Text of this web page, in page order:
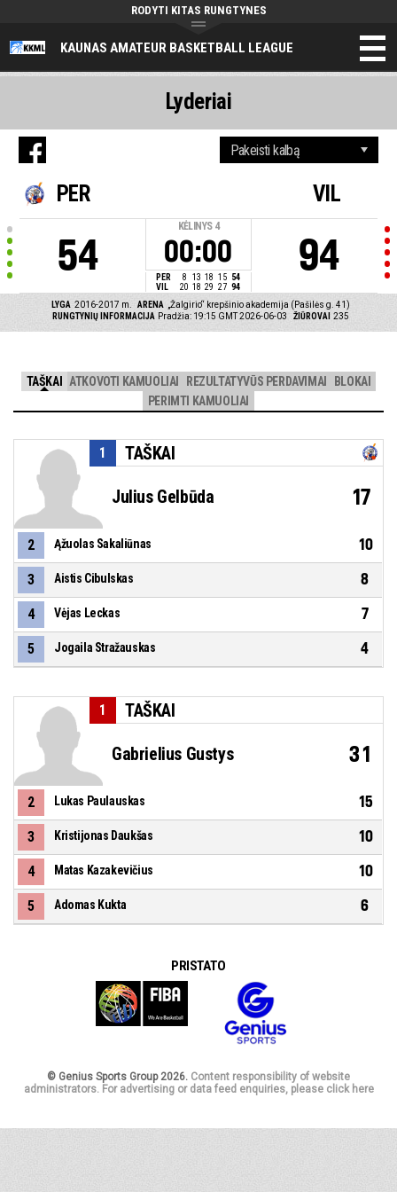
KAUNAS AMATEUR BASKETBALL LEAGUE
RODYTI KITAS RUNGTYNES
PER
54
KĖLINYS 4
00:00
PER 8 13 18 15 54
VIL
20 18 29 27 94
VIL
94
LYGA 2016-2017 m. ARENA
„Žalgirio“ krepšinio akademija (Pašilės g. 41)
RUNGTYNIŲ INFORMACIJA Pradžia: 19:15 GMT 2026-06-03 ŽIŪROVAI 235
Lyderiai
TAŠKAI ATKOVOTI KAMUOLIAI REZULTATYVŪS PERDAVIMAI
BLOKAI
PERIMTI KAMUOLIAI
TAŠKAI
1
Julius Gelbūda 17
2 Ąžuolas Sakaliūnas 10
3 Aistis Cibulskas 8
4 Vėjas Leckas 7
5 Jogaila Stražauskas 4
TAŠKAI
1
Gabrielius Gustys 31
2 Lukas Paulauskas 15
3 Kristijonas Daukšas 10
4 Matas Kazakevičius 10
5 Adomas Kukta 6
PRISTATO
© Genius Sports Group 2026. Content responsibility of website
administrators. For advertising or data feed enquiries, please click here